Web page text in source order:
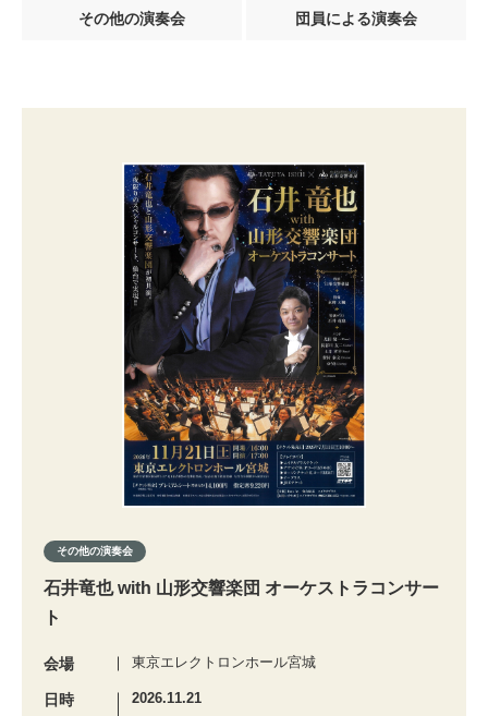
その他の演奏会 団員による演奏会
その他の演奏会
石井竜也 with 山形交響楽団 オーケストラコンサー
ト
会場 東京エレクトロンホール宮城
日時
2026.11.21